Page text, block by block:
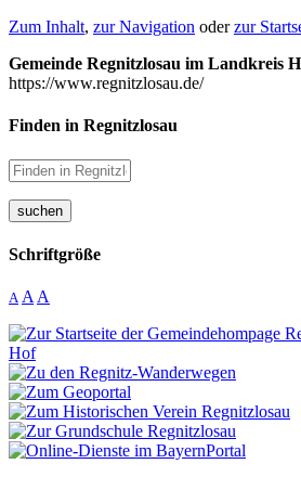
Zum Inhalt, zur Navigation oderzur
Gemeinde Regnitzlosau im Landkreis
https://www.regnitzlosau.de/
Finden in Regnitzlosau
suchen
Schriftgröße
A A A